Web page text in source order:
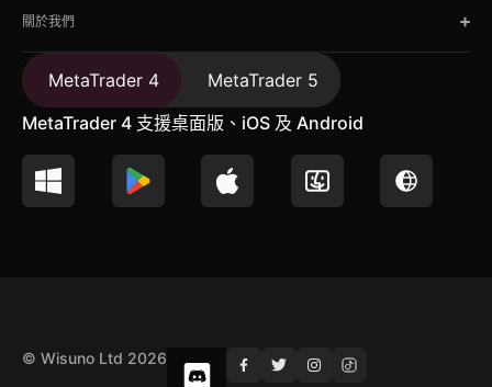
關於我們
MetaTrader 4
MetaTrader 5
MetaTrader 4 支援桌面版、iOS 及 Android
© Wisuno Ltd 2026